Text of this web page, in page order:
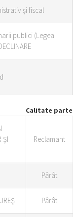
şi fiscal
publici (Legea
Calitate parte
ŞI
Reclamant
Pârât
Pârât